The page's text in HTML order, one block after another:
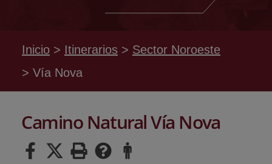
Inicio Itinerarios
Sector Noroeste
Vía Nova
Camino Natural Vía Nova